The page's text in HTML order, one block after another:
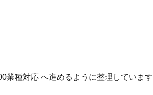
業種対応 へ進めるように整理しています